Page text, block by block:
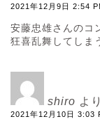
2021年12月9日 2:54
安藤忠雄さんのコ
狂喜乱舞してしま
shiro よ
2021年12月10日 3:03